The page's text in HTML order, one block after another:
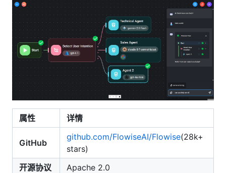
属性 详情
GitHub
github.com/FlowiseAI/Flowise(28k+
stars)
开源协议
Apache 2.0